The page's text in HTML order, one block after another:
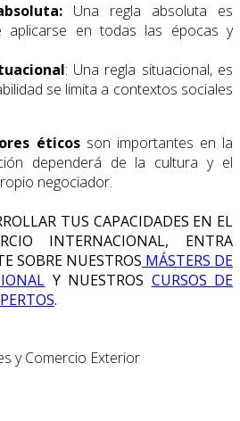
Una regla absoluta es
aplicarse en todas las épocas y
: Una regla situacional, es
se limita a contextos sociales
éticosson importantes en la
dependerá de la cultura y el
negociador.
TUS CAPACIDADES EN EL
INTERNACIONAL, ENTRA
SOBRE NUESTROS MÁSTERS DE
Y NUESTROS CURSOS DE
.
y Comercio Exterior